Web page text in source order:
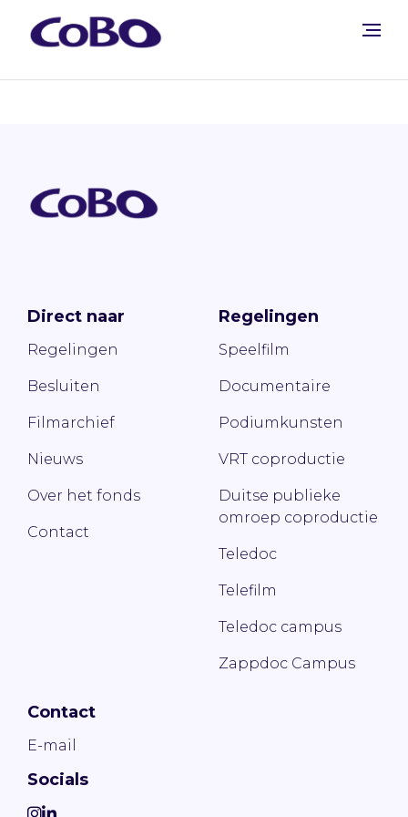
Direct naar
Regelingen
Besluiten
Filmarchief
Nieuws
Over het fonds
Contact
Regelingen
Speelfilm
Documentaire
Podiumkunsten
VRT coproductie
Duitse publieke
omroep coproductie
Teledoc
Telefilm
Teledoc campus
Zappdoc Campus
Contact
E-mail
Socials